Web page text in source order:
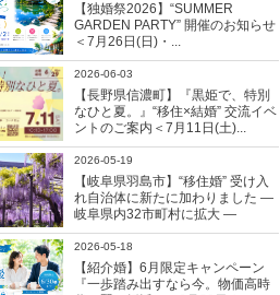
【独婚祭2026】“SUMMER
GARDEN PARTY” 開催のお知らせ
＜7月26日(日)・...
2026-06-03
【長野県信濃町】『黒姫で、特別
なひと夏。』“移住×結婚” 交流イベ
ントのご案内＜7月11日(土)...
2026-05-19
【岐阜県羽島市】“移住婚” 受け入
れ自治体に新たに加わりました ―
岐阜県内32市町村に拡大 ―
2026-05-18
【紹介婚】6月限定キャンペーン
『一歩踏み出すなら今。物価高時